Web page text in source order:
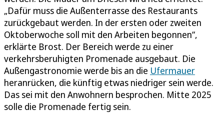
„Dafür muss die Außenterrasse des Restaurants
zurückgebaut werden. In der ersten oder zweiten
Oktoberwoche soll mit den Arbeiten begonnen“,
erklärte Brost. Der Bereich werde zu einer
verkehrsberuhigten Promenade ausgebaut. Die
Außengastronomie werde bis an die Ufermauer
heranrücken, die künftig etwas niedriger sein werde.
Das sei mit den Anwohnern besprochen. Mitte 2025
solle die Promenade fertig sein.